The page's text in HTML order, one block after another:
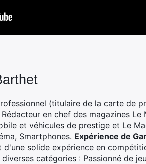
(titulaire de la carte de
en chef des magazines Le
et véhicules de prestige et Le
Smartphones. Expérience de
d'une solide expérience en
diverses catégories : Passionné de